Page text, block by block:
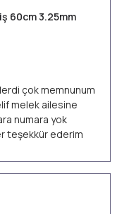
60cm 3.25mm
çok memnunum
melek ailesine
numara yok
teşekkür ederim